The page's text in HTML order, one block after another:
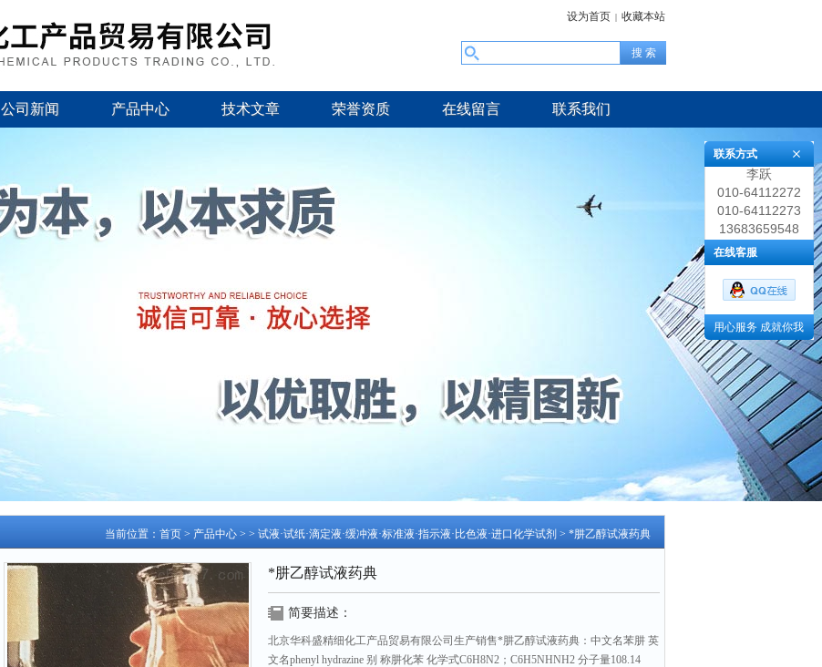
设为首页 | 收藏本站
公司新闻 产品中心 技术文章 荣誉资质 在线留言 联系我们
当前位置： 首页 > 产品中心 > > 试液·试纸·滴定液·缓冲液·标准液·指示液·比色液·进口化学试剂 > *肼乙醇试液药典
*肼乙醇试液药典
简要描述：
北京华科盛精细化工产品贸易有限公司生产销售*肼乙醇试液药典：中文名苯肼 英
文名phenyl hydrazine 别 称肼化苯 化学式C6H8N2；C6H5NHNH2 分子量108.14
联系方式
李跃
010-64112272
010-64112273
13683659548
在线客服
用心服务 成就你我